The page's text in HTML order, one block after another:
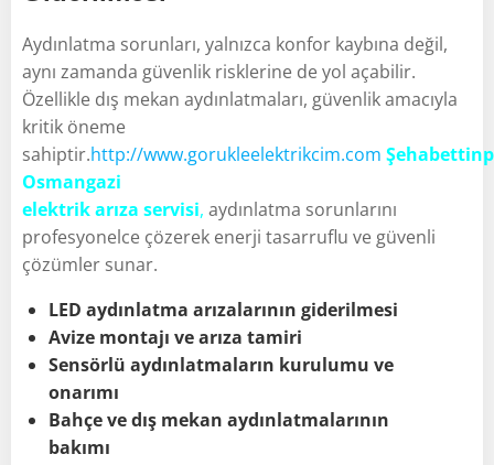
Aydınlatma sorunları, yalnızca konfor kaybına değil,
aynı zamanda güvenlik risklerine de yol açabilir.
Özellikle dış mekan aydınlatmaları, güvenlik amacıyla
kritik öneme
sahiptir.http://www.gorukleelektrikcim.com
Osmangazi
elektrik arıza servisi, aydınlatma sorunlarını
profesyonelce çözerek enerji tasarruflu ve güvenli
çözümler sunar.
LED aydınlatma arızalarının giderilmesi
Avize montajı ve arıza tamiri
Sensörlü aydınlatmaların kurulumu ve
onarımı
Bahçe ve dış mekan aydınlatmalarının
bakımı